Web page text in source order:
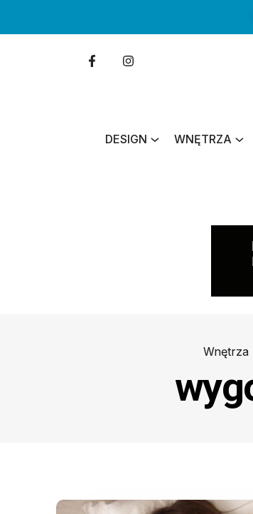
DESIGN WNĘTRZA
Wnętrza